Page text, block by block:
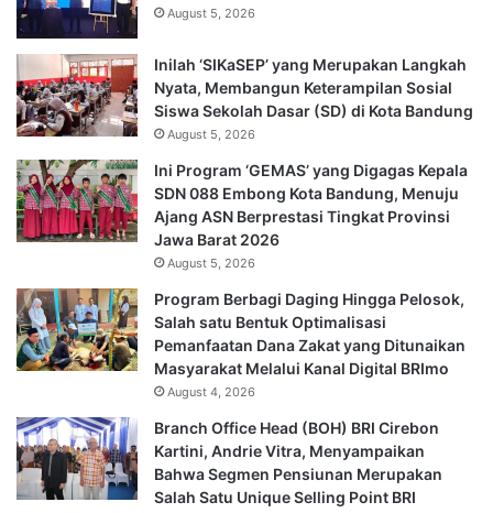
August 5, 2026
Inilah ‘SIKaSEP’ yang Merupakan Langkah
Nyata, Membangun Keterampilan Sosial
Siswa Sekolah Dasar (SD) di Kota Bandung
August 5, 2026
Ini Program ‘GEMAS’ yang Digagas Kepala
SDN 088 Embong Kota Bandung, Menuju
Ajang ASN Berprestasi Tingkat Provinsi
Jawa Barat 2026
August 5, 2026
Program Berbagi Daging Hingga Pelosok,
Salah satu Bentuk Optimalisasi
Pemanfaatan Dana Zakat yang Ditunaikan
Masyarakat Melalui Kanal Digital BRImo
August 4, 2026
Branch Office Head (BOH) BRI Cirebon
Kartini, Andrie Vitra, Menyampaikan
Bahwa Segmen Pensiunan Merupakan
Salah Satu Unique Selling Point BRI